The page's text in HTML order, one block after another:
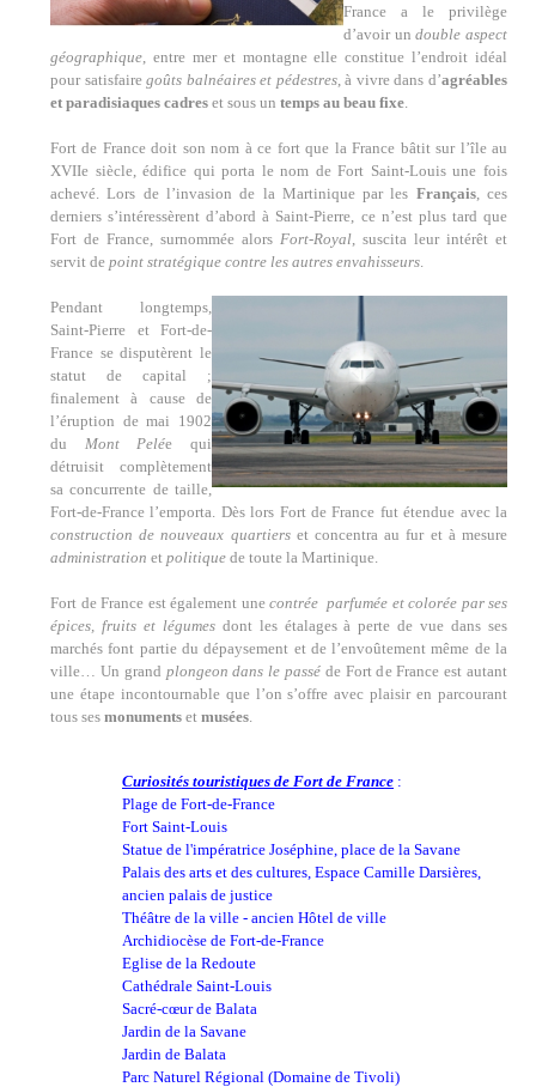
France a le privilège
d’avoir undouble aspect
géographique , entre mer et montagne elle constitue l’endroit idéal
pour satisfairegoûts balnéaires et pédestres, à vivre dans d’agréables
et paradisiaques cadres et sous un temps au beau fixe
Fort de France doit son nom à ce fort que la France bâtit sur l’île au
XVIIe siècle, édifice qui porta le nom de Fort Saint-Louis une fois
achevé. Lors de l’invasion de la Martinique par les Français, ces
derniers s’intéressèrent d’abord à Saint-Pierre, ce n’est plus tard que
Fort de France, surnommée alors Fort-Royal , suscita leur intérêt et
servit de point stratégique contre les autres envahisseurs
Pendant longtemps,
Saint-Pierre et Fort-de-
France se disputèrent le
statut de capital ;
finalement à cause de
l’éruption de mai 1902
du Mont Pelée qui
détruisit complètement
sa concurrente de taille,
Fort-de-France l’emporta. Dès lors Fort de France fut étendue avec la
construction de nouveaux quartierset concentra au fur et à mesure
administration et politique de toute la Martinique.
Fort de France est également une contrée parfumée et colorée par ses
épices, fruits et légumes dont les étalages à perte de vue dans ses
marchés font partie du dépaysement et de l’envoûtement même de la
ville… Un grand plongeon dans le passé de Fort de France est autant
une étape incontournable que l’on s’offre avec plaisir en parcourant
tous ses monuments et musées
Curiosités touristiques de Fort de France :
Plage de Fort-de-France
Fort Saint-Louis
Statue de l'impératrice Joséphine, place de la Savane
Palais des arts et des cultures, Espace Camille Darsières,
ancien palais de justice
Théâtre de la ville - ancien Hôtel de ville
Archidiocèse de Fort-de-France
Eglise de la Redoute
Cathédrale Saint-Louis
Sacré-cœur de Balata
Jardin de la Savane
Jardin de Balata
Parc Naturel Régional (Domaine de Tivoli)